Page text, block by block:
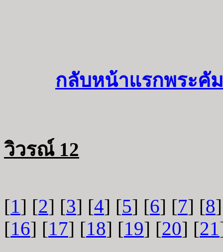
กลับหน้าแรกพระคั
วิวรณ์ 12
[1] [2] [3] [4] [5] [6] [7] [8
[16] [17] [18] [19] [20] [21